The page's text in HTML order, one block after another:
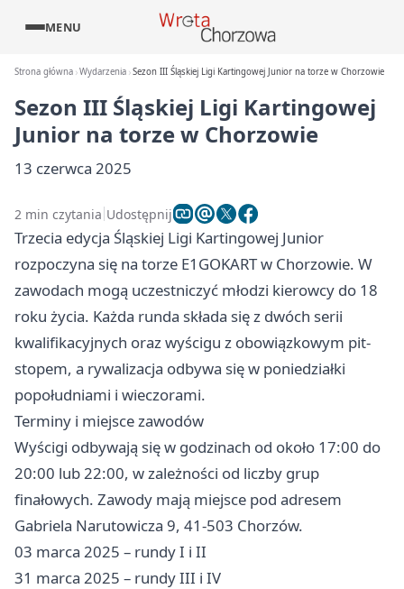
MENU
Strona główna Wydarzenia Sezon III Śląskiej Ligi Kartingowej Junior na torze w Chorzowie
Sezon III Śląskiej Ligi Kartingowej
Junior na torze w Chorzowie
13 czerwca 2025
2 min czytania Udostępnij
Trzecia edycja Śląskiej Ligi Kartingowej Junior
rozpoczyna się na torze E1GOKART w Chorzowie. W
zawodach mogą uczestniczyć młodzi kierowcy do 18
roku życia. Każda runda składa się z dwóch serii
kwalifikacyjnych oraz wyścigu z obowiązkowym pit-
stopem, a rywalizacja odbywa się w poniedziałki
popołudniami i wieczorami.
Terminy i miejsce zawodów
Wyścigi odbywają się w godzinach od około 17:00 do
20:00 lub 22:00, w zależności od liczby grup
finałowych. Zawody mają miejsce pod adresem
Gabriela Narutowicza 9, 41-503 Chorzów.
03 marca 2025 – rundy I i II
31 marca 2025 – rundy III i IV